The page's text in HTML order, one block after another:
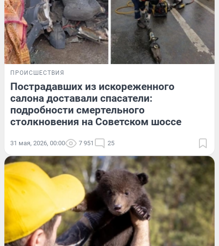
ПРОИСШЕСТВИЯ
Пострадавших из искореженного
салона доставали спасатели:
подробности смертельного
столкновения на Советском шоссе
31 мая, 2026, 00:00 7 951 25